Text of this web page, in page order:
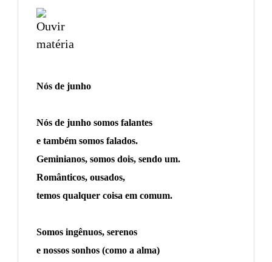
Nós de junho
Nós de junho somos falantes
e também somos falados.
Geminianos, somos dois, sendo um.
Românticos, ousados,
temos qualquer coisa em comum.
Somos ingênuos, serenos
e nossos sonhos (como a alma)